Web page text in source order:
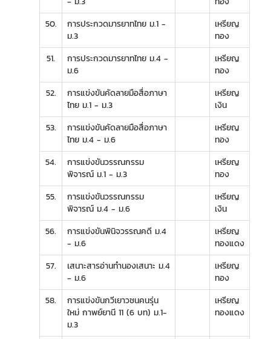
50.
การประกวดมารยาทไทย ม.1 -
ม.3
เหรียญ
ทอง
51.
การประกวดมารยาทไทย ม.4 -
ม.6
เหรียญ
ทอง
52.
การแข่งขันคัดลายมือสื่อภาษา
ไทย ม.1 - ม.3
เหรียญ
เงิน
53.
การแข่งขันคัดลายมือสื่อภาษา
ไทย ม.4 - ม.6
เหรียญ
ทอง
54.
การแข่งขันวรรณกรรม
พิจารณ์ ม.1 - ม.3
เหรียญ
ทอง
55.
การแข่งขันวรรณกรรม
พิจารณ์ ม.4 - ม.6
เหรียญ
เงิน
56.
การแข่งขันพินิจวรรณคดี ม.4
- ม.6
เหรียญ
ทองแดง
57.
เสนาะสารอ่านทำนองเสนาะ ม.4
- ม.6
เหรียญ
ทอง
58.
การแข่งขันกวีเยาวชนคนรุ่น
ใหม่ กาพย์ยานี 11 (6 บท) ม.1-
ม.3
เหรียญ
ทองแดง